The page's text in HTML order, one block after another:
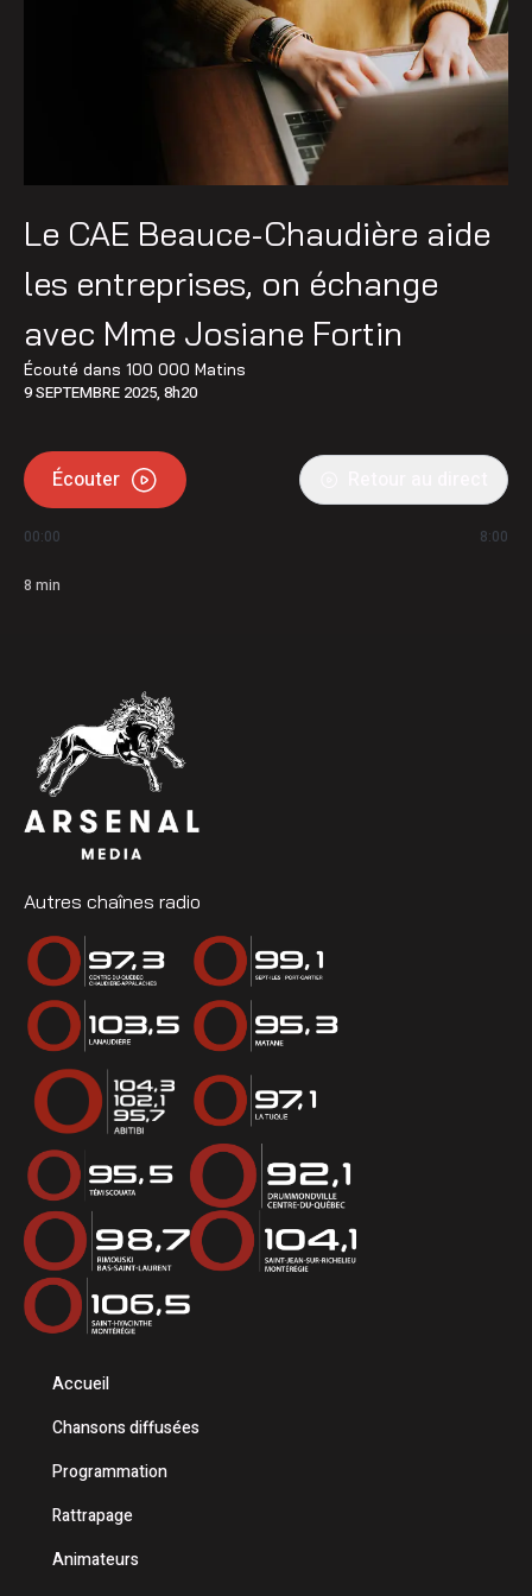
Le CAE Beauce-Chaudière aide
les entreprises, on échange
avec Mme Josiane Fortin
Écouté dans 100 000 Matins
9 SEPTEMBRE 2025, 8h20
Écouter
00:00 8:00
8 min
Autres chaînes radio
Accueil
Chansons diffusées
Programmation
Rattrapage
Animateurs